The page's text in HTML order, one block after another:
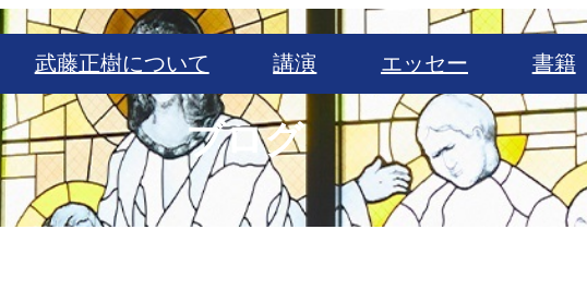
武藤正樹について 講演 エッセー 書籍
ブログ